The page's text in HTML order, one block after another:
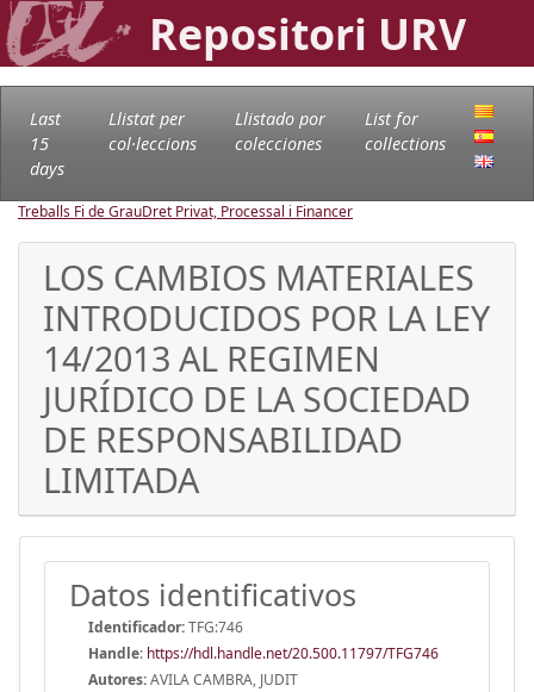
Repositori URV
Last
15
days
Llistat per
col·leccions
Llistado por
colecciones
List for
collections
Treballs Fi de GrauDret Privat, Processal i Financer
LOS CAMBIOS MATERIALES
INTRODUCIDOS POR LA LEY
14/2013 AL REGIMEN
JURÍDICO DE LA SOCIEDAD
DE RESPONSABILIDAD
LIMITADA
Datos identificativos
Identificador:TFG:746
Handle: https://hdl.handle.net/20.500.11797/TFG746
Autores:AVILA CAMBRA, JUDIT